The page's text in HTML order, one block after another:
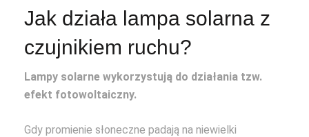
Jak działa lampa solarna z
czujnikiem ruchu?
Lampy solarne wykorzystują do działania tzw.
efekt fotowoltaiczny.
Gdy promienie słoneczne padają na niewielki